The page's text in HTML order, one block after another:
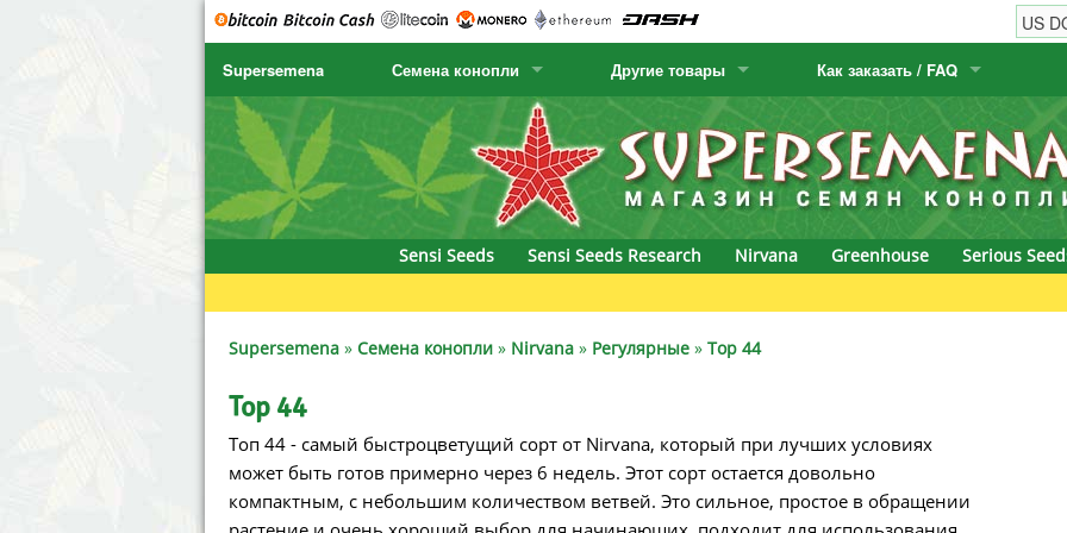
Supersemena Семена конопли
SENSI SEEDS
SENSI SEEDS RESEARCH
NIRVANA
SERIOUS SEEDS
SPLIFF SEEDS
Ace Seeds
Anaconda Seeds
CBD Crew
Chronic & Caviar
Delicious Seeds
Dr. Underground Seeds
Empire Seeds
Exotic Seeds
Humboldt Seed Company
Humboldt Seeds
Hyp3rids
Kannabia
krauTHCollective
La Semilla Automatica
Positronics
Prana Medical
Pyramid Seeds
Seedsman
Другие товары
Семена кактусов
Канарские растения
Как заказать / FAQ
Как заказать
Виды / цены доставки
Sensi Seeds
Sensi Seeds Research Nirvana Greenhouse Serious
Supersemena » Семена конопли » Nirvana » Регулярные » Top 44
Top 44
Топ 44 - самый быстроцветущий сорт от Nirvana, который при лучших условиях
может быть готов примерно через 6 недель. Этот сорт остается довольно
компактным, с небольшим количеством ветвей. Это сильное, простое в обращении